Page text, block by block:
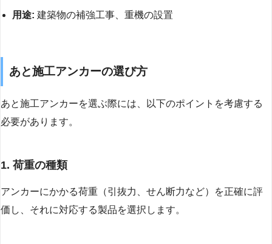
用途: 建築物の補強工事、重機の設置
あと施工アンカーの選び方
あと施工アンカーを選ぶ際には、以下のポイントを考慮する
必要があります。
1. 荷重の種類
アンカーにかかる荷重（引抜力、せん断力など）を正確に評
価し、それに対応する製品を選択します。